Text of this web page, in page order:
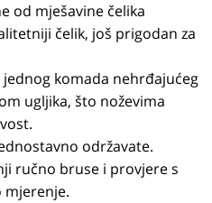
od mješavine čelika
čelik, još prigodan za
komada nehrđajućeg
ugljika, što noževima
održavate.
ručno bruse i provjere s
mjerenje.